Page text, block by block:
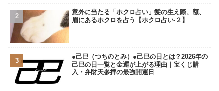
意外に当たる「ホクロ占い」髪の生え際、額、
眉にあるホクロを占う【ホクロ占い‐２】
●己巳（つちのとみ）●己巳の日とは？2026年の
己巳の日一覧と金運が上がる理由｜宝くじ購
入・弁財天参拝の最強開運日